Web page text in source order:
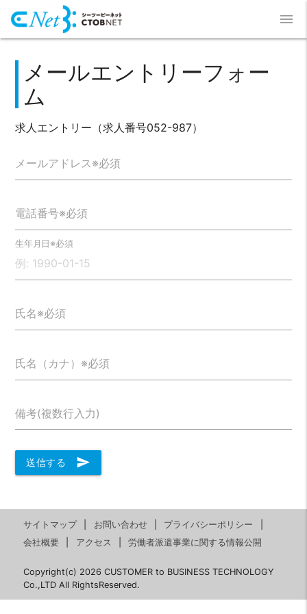
menu
メールエントリーフォー
ム
求人エントリー（求人番号052-987）
メールアドレス※必須
電話番号※必須
生年月日※必須
氏名※必須
氏名（カナ）※必須
備考(複数行入力)
送信する send
サイトマップ お問い合わせ
プライバシーポリシー
会社概要
アクセス 労働者派遣事業に関する情報公開
Copyright(c) 2026 CUSTOMER to BUSINESS TECHNOLOGY
Co.,LTD All RightsReserved.